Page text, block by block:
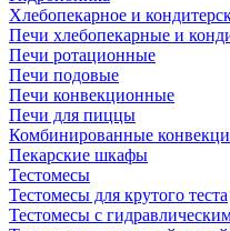
Хлебопекарное и
Печи хлебопекарные и
Печи ротационные
Печи подовые
Печи конвекционные
Печи для пиццы
Комбинированные
Пекарские шкафы
Тестомесы
Тестомесы для крутого теста
Тестомесы с